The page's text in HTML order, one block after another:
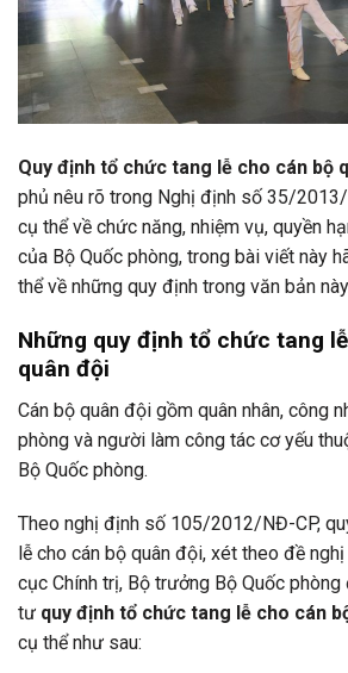
Quy định tổ chức tang lễ cho cán bộ
phủ nêu rõ trong Nghị định số 35/
cụ thể về chức năng, nhiệm vụ, quyền
của Bộ Quốc phòng, trong bài viết này
thể về những quy định trong văn bản
Những quy định tổ chức tang
quân đội
Cán bộ quân đội gồm quân nhân, công
phòng và người làm công tác cơ yếu
Bộ Quốc phòng.
Theo nghị định số 105/2012/NĐ-CP,
lễ cho cán bộ quân đội, xét theo đề
cục Chính trị, Bộ trưởng Bộ Quốc phòng
tư quy định tổ chức tang lễ cho cán
cụ thể như sau: